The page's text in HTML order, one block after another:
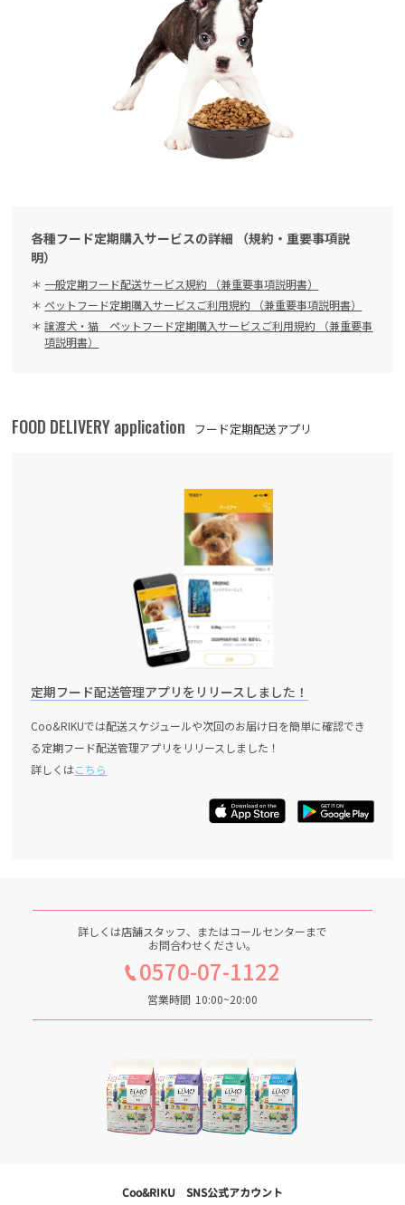
各種フード定期購入サービスの詳細 （規約・重要事項説
明）
一般定期フード配送サービス規約 （兼重要事項説明書）
ペットフード定期購入サービスご利用規約 （兼重要事項説明書）
譲渡犬・猫 ペットフード定期購入サービスご利用規約 （兼重要事
項説明書）
FOOD DELIVERY application フード定期配送アプリ
定期フード配送管理アプリをリリースしました！
Coo&RIKUでは配送スケジュールや次回のお届け日を簡単に確認でき
る定期フード配送管理アプリをリリースしました！
詳しくはこちら
詳しくは店舗スタッフ、またはコールセンターまで
お問合わせください。
0570-07-1122
営業時間 10:00~20:00
Coo&RIKU SNS公式アカウント